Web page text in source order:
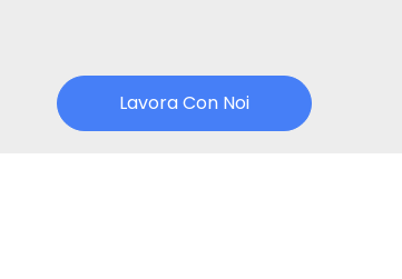
Lavora Con Noi